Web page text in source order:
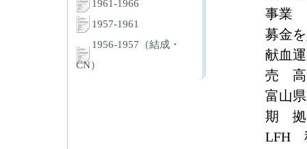
事業
募金
献血
売 高
富山
期 拠
LFH
1961-1966
1957-1961
1956-1957（結成・
CN）